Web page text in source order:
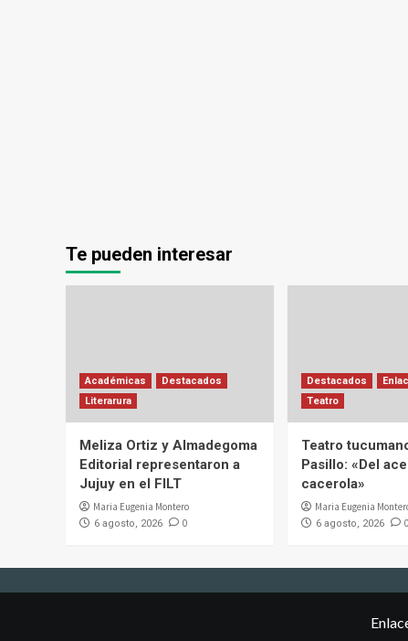
Te pueden interesar
Académicas
Destacados
Literarura
Meliza Ortiz y Almadegoma
Editorial representaron a
Jujuy en el FILT
Maria Eugenia Montero
6 agosto, 2026 0
Destacados
Teatro
Teatro
Pasillo: «Del
cacerola»
Maria Eugenia
6 agosto, 2026 0